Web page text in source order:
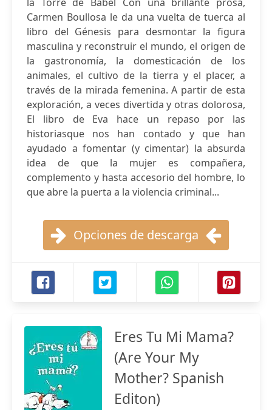
Carmen Boullosa le da una vuelta de tuerca al
libro del Génesis para desmontar la figura
masculina y reconstruir el mundo, el origen de
la gastronomía, la domesticación de los
animales, el cultivo de la tierra y el placer, a
través de la mirada femenina. A partir de esta
exploración, a veces divertida y otras dolorosa,
El libro de Eva hace un repaso por las
historiasque nos han contado y que han
ayudado a fomentar (y cimentar) la absurda
idea de que la mujer es compañera,
complemento y hasta accesorio del hombre, lo
que abre la puerta a la violencia criminal...
Opciones de descarga
Eres Tu Mi Mama?
(Are Your My
Mother? Spanish
Editon)